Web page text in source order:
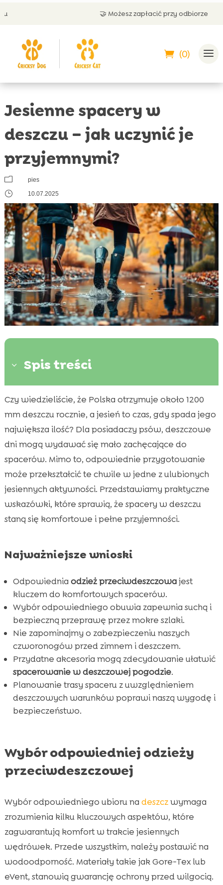
🤝 Możesz zapłacić przy odbiorze
(0)
Jesienne spacery w
deszczu – jak uczynić je
przyjemnymi?
m pies
} 10.07.2025
3 Spis treści

Wybór odpowiedniej odzieży
przeciwdeszczowej
 Dobór odpowiedniego obuwia
 Zabezpieczenie psa przed deszczem
 Przydatne akcesoria na spacer
 Planowanie trasy spaceru
 Gdzie iść? Najlepsze miejsca na spacery z
psem w deszczu jesienią
 Bezpieczeństwo podczas spaceru
Pielęgnacja psa po powrocie do domu
Karmienie po spacerze
 Znaczenie świeżej wody
 Sposoby wspólnego relaksu po spacerze
 Co robić, gdy nadejdzie burza?
Wniosek
FAQ
Czy wiedzieliście, że Polska otrzymuje około 1200
mm deszczu rocznie, a jesień to czas, gdy spada jego
największa ilość? Dla posiadaczy psów, deszczowe
dni mogą wydawać się mało zachęcające do
spacerów. Mimo to, odpowiednie przygotowanie
może przekształcić te chwile w jedne z ulubionych
jesiennych aktywności. Przedstawiamy praktyczne
wskazówki, które sprawią, że spacery w deszczu
staną się komfortowe i pełne przyjemności.
Najważniejsze wnioski
Odpowiednia odzież przeciwdeszczowajest
kluczem do komfortowych spacerów.
Wybór odpowiedniego obuwia zapewnia suchą i
bezpieczną przeprawę przez mokre szlaki.
Nie zapominajmy o zabezpieczeniu naszych
czworonogów przed zimnem i deszczem.
Przydatne akcesoria mogą zdecydowanie ułatwić
spacerowanie w deszczowej pogodzie.
Planowanie trasy spaceru z uwzględnieniem
deszczowych warunków poprawi naszą wygodę i
bezpieczeństwo.
Wybór odpowiedniej odzieży
przeciwdeszczowej
Wybór odpowiedniego ubioru na deszczwymaga
zrozumienia kilku kluczowych aspektów, które
zagwarantują komfort w trakcie jesiennych
wędrówek. Przede wszystkim, należy postawić na
wodoodporność. Materiały takie jak Gore-Tex lub
eVent, stanowią gwarancję ochrony przed wilgocią.